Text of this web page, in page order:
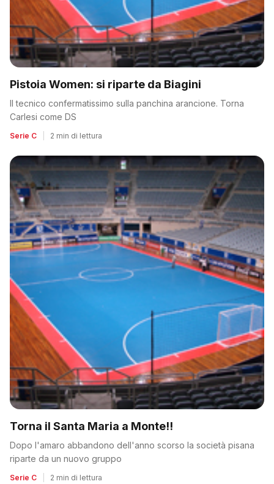
Pistoia Women: si riparte da Biagini
Il tecnico confermatissimo sulla panchina arancione. Torna
Carlesi come DS
Serie C 2 min di lettura
Torna il Santa Maria a Monte!!
Dopo l'amaro abbandono dell'anno scorso la società pisana
riparte da un nuovo gruppo
Serie C 2 min di lettura